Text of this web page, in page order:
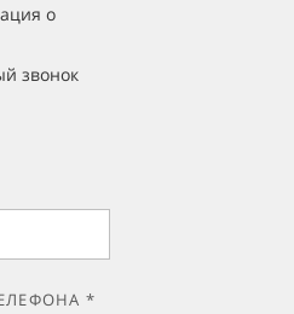
о
звонок
*